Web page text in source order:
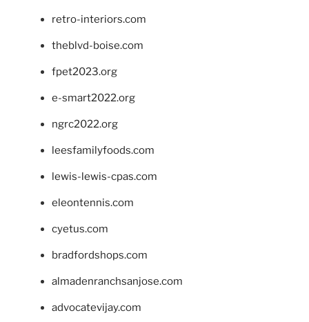
retro-interiors.com
theblvd-boise.com
fpet2023.org
e-smart2022.org
ngrc2022.org
leesfamilyfoods.com
lewis-lewis-cpas.com
eleontennis.com
cyetus.com
bradfordshops.com
almadenranchsanjose.com
advocatevijay.com